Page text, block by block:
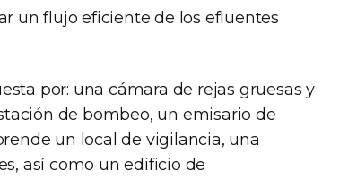
un flujo eficiente de los efluentes
por: una cámara de rejas gruesas y
de bombeo, un emisario de
un local de vigilancia, una
así como un edificio de